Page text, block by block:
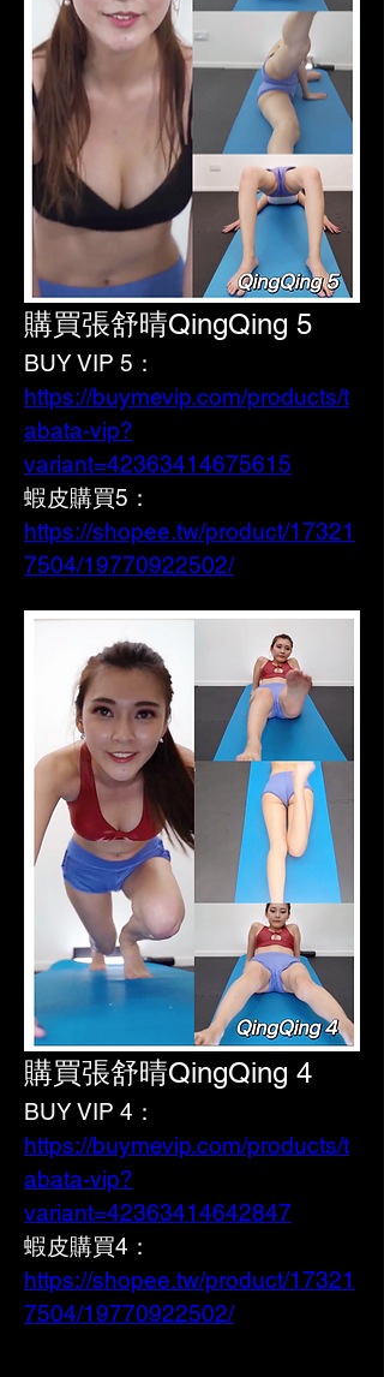
購買張舒晴QingQing 5
BUY VIP 5：
https://buymevip.com/products/t
abata-vip?
variant=42363414675615
https://shopee.tw/product/17321
7504/19770922502/
購買張舒晴QingQing 4
BUY VIP 4：
https://buymevip.com/products/t
abata-vip?
variant=42363414642847
https://shopee.tw/product/17321
7504/19770922502/